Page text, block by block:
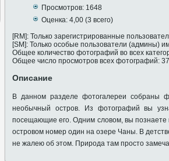
Просмотров: 1648
Оценка: 4,00 (3 всего)
[RM]: Только зарегистрированные
[SM]: Только особые пользователи (админы)
Общее количество фотографий во всех
Общее число просмотров всех фотографий:
Описание
В данном разделе фотогалереи собраны
необычный остров. Из фотографий вы
посещающие его. Одним словом, вы познаете
островом номер один на озере Чаны. В
не жалею об этом. Природа там просто